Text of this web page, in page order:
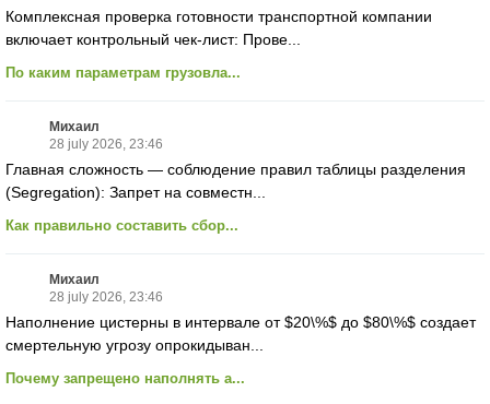
Комплексная проверка готовности транспортной компании
включает контрольный чек-лист: Прове...
По каким параметрам грузовла...
Михаил
28 july 2026, 23:46
Главная сложность — соблюдение правил таблицы разделения
(Segregation): Запрет на совместн...
Как правильно составить сбор...
Михаил
28 july 2026, 23:46
Наполнение цистерны в интервале от $20\%$ до $80\%$ создает
смертельную угрозу опрокидыван...
Почему запрещено наполнять а...